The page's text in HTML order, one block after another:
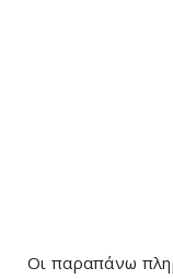
Οι παραπάνω